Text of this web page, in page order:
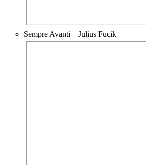
Sempre Avanti – Julius Fucik